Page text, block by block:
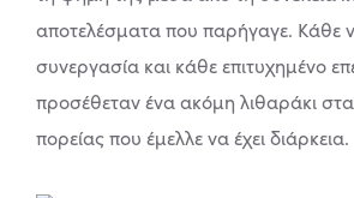
αποτελέσματα που παρήγαγε. Κάθε
συνεργασία και κάθε επιτυχημένο
προσέθεταν ένα ακόμη λιθαράκι
πορείας που έμελλε να έχει διάρκεια.